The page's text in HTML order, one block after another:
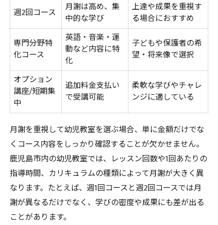
週2回コース
月謝は高め、集
中的な学び
上達や成果を重視す
る場合におすすめ
専門分野特
化コース
英語・音楽・運
動など内容に特
化
子どもや保護者の希
望・将来像で選択
オプション
講座/短期集
中
追加料金支払い
で受講可能
柔軟な学びやチャレ
ンジに適している
月謝を重視して幼児教室を選ぶ場合、単に金額だけでな
くコース内容をしっかり確認することが欠かせません。
鹿児島市内の幼児教室では、レッスン回数や1回あたりの
指導時間、カリキュラムの種類によって月謝が大きく異
なります。たとえば、週1回コースと週2回コースでは月
謝が異なるだけでなく、学びの密度や成果にも差が出る
ことがあります。